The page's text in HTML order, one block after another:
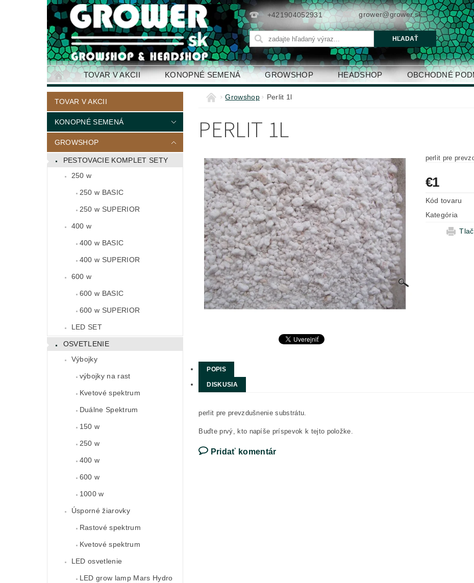
+421904052931 grower@grower.sk
TOVAR V AKCII KONOPNÉ SEMENÁ GROWSHOP HEADSHOP OBCHODNÉ
KONTAKTY
TOVAR V AKCII
KONOPNÉ SEMENÁ
GROWSHOP
PESTOVACIE KOMPLET SETY
250 w
250 w BASIC
250 w SUPERIOR
400 w
400 w BASIC
400 w SUPERIOR
600 w
600 w BASIC
600 w SUPERIOR
LED SET
OSVETLENIE
Výbojky
výbojky na rast
Kvetové spektrum
Duálne Spektrum
150 w
250 w
400 w
600 w
1000 w
Úsporné žiarovky
Rastové spektrum
Kvetové spektrum
LED osvetlenie
LED grow lamp Mars Hydro
Growshop Perlit 1l
PERLIT 1L
perlit pre
€1
Kód tovaru
Kategória
Tlač
POPIS
DISKUSIA
perlit pre prevzdušnenie substrátu.
Buďte prvý, kto napíše príspevok k tejto položke.
Pridať komentár